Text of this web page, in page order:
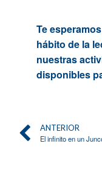
Te
hábito de la
nuestras
disponibles
ANTERIOR